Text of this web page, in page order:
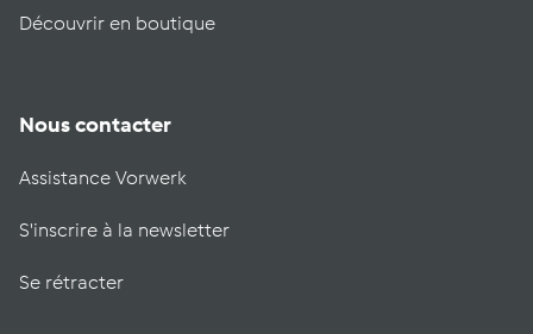
Découvrir en boutique
Nous contacter
Assistance Vorwerk
S'inscrire à la newsletter
Se rétracter